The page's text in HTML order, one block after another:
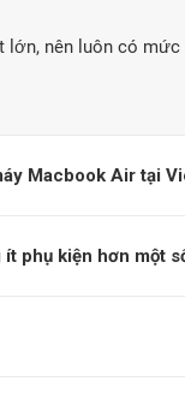
nên luôn có
Macbook Air tại
phụ kiện hơn một